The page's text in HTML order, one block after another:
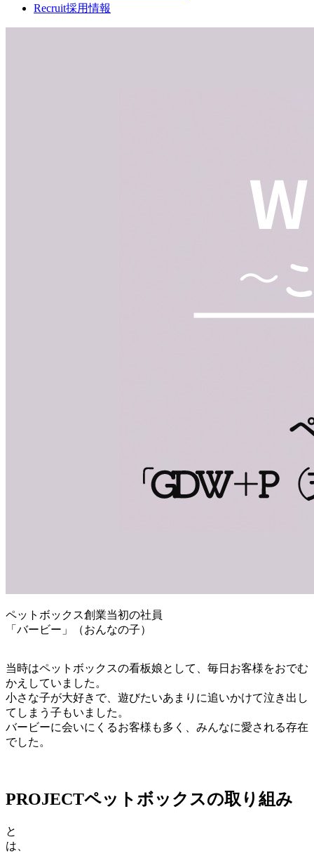
Recruit採用情報
ペットボックス創業当初の社員
「バービー」（おんなの子）
当時はペットボックスの看板娘として、毎日お客様をおでむ
かえしていました。
小さな子が大好きで、遊びたいあまりに追いかけて泣き出し
てしまう子もいました。
バービーに会いにくるお客様も多く、みんなに愛される存在
でした。
PROJECTペットボックスの取り組み
と
は、